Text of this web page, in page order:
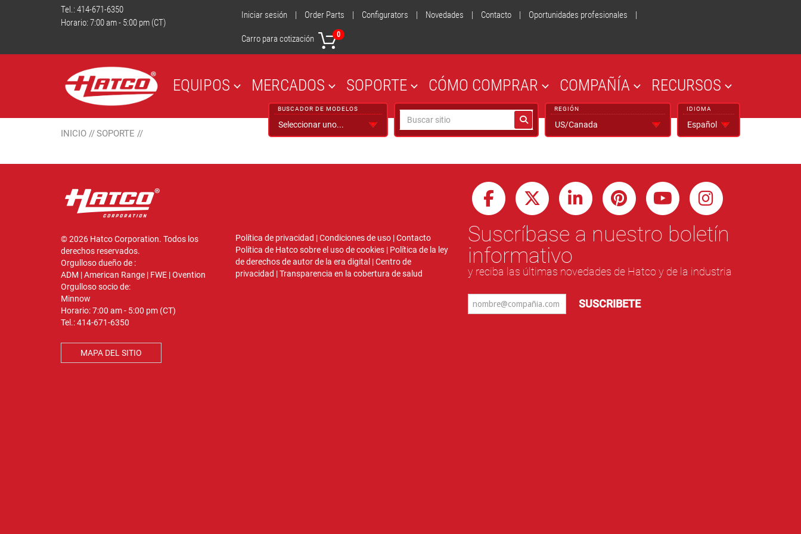
Tel.: 414-671-6350
Horario: 7:00 am - 5:00 pm (CT)
Iniciar sesión | Order Parts | Configurators | Novedades | Contacto | Oportunidades profesionales |
Carro para cotización 0
EQUIPOS MERCADOS SOPORTE CÓMO COMPRAR COMPAÑÍA RECURSOS
BUSCADOR DE MODELOS REGIÓN IDIOMA
INICIO //SOPORTE //
© 2026 Hatco Corporation. Todos los
derechos reservados.
Orgulloso dueño de :
ADM |American Range | FWE |Ovention
Orgulloso socio de:
Minnow
Horario: 7:00 am - 5:00 pm (CT)
Tel.:414-671-6350
MAPA DEL SITIO
Política de privacidad |Condiciones de uso|Contacto
Política de Hatco sobre el uso de cookies| Política de la ley
de derechos de autor de la era digital |Centro de
privacidad |Transparencia en la cobertura de salud
Suscríbase a nuestro boletín
informativo
y reciba las últimas novedades de Hatco y de la industria
SUSCRIBETE